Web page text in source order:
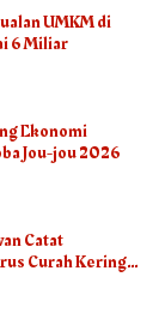
UMKM di
6 Miliar
Ekonomi
Jou-jou 2026
Catat
Curah Kering